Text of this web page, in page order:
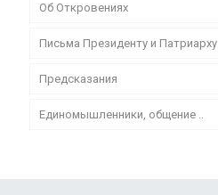
Об Откровениях
Письма Президенту и Патриарху
Предсказания
Единомышленники, общение ..